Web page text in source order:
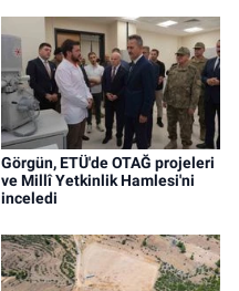
Görgün, ETÜ'de OTAĞ projeleri
ve Millî Yetkinlik Hamlesi'ni
inceledi